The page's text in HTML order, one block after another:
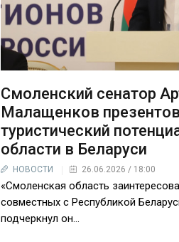
Смоленский сенатор
Малащенков
туристический
области в Беларуси
НОВОСТИ 26.06.2026 / 18:00
«Смоленская область
совместных с Республикой
подчеркнул он...